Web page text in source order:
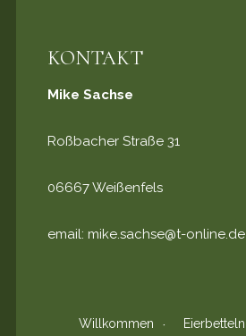
KONTAKT
Mike Sachse
Roßbacher Straße 31
06667 Weißenfels
email: mike.sachse@t-online.de
Willkommen Eierbetteln